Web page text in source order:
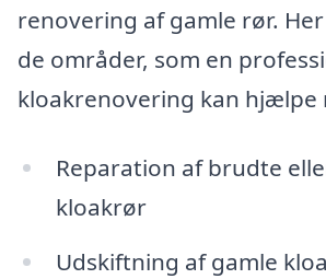
renovering af gamle rør.
de områder, som en
kloakrenovering kan hjælpe
Reparation af brudte
kloakrør
Udskiftning af gamle